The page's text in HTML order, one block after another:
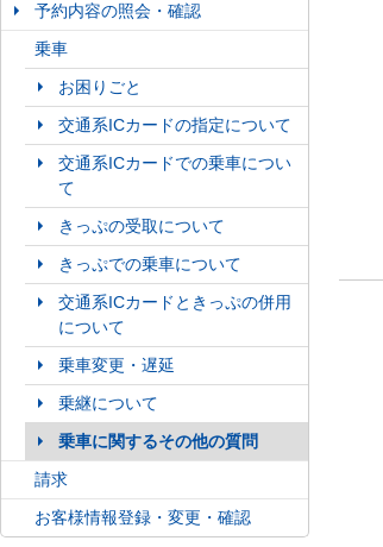
予約内容の照会・確認
乗車
お困りごと
交通系ICカードの指定について
交通系ICカードでの乗車につい
て
きっぷの受取について
きっぷでの乗車について
交通系ICカードときっぷの併用
について
乗車変更・遅延
乗継について
乗車に関するその他の質問
請求
お客様情報登録・変更・確認